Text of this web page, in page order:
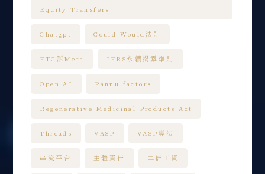
Equity Transfers
Chatgpt Could-Would法則
FTC訴Meta IFRS永續揭露準則
Open AI Pannu factors
Regenerative Medicinal Products Act
Threads VASP VASP專法
串流平台 主體責任 二倍工資